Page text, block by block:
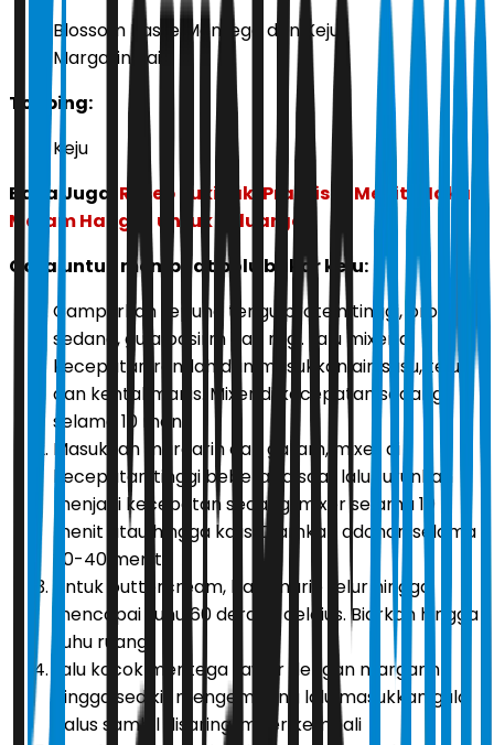
Blossom Paste Mentega dan Keju
Margarin cair
Topping:
Keju
Baca Juga: Resep Sukiyaki Praktis 15 Menit, Makan
Malam Hangat untuk Keluarga
Cara untuk membuat bolu bakar keju:
Campurkan tepung terigu protein tinggi, protein
sedang, gula pasirm dan ragi. Lalu mixer di
kecepatan rendah dan masukkan air, susu, telur,
dan kental manis. Mixer di kecepatan sedang
selama 10 menit
Masukkan margarin dan garam, mixer di
kecepatan tinggi beberapa saat lalu turunkan
menjadi kecepatan sedang, mixer selama 10
menit atau hingga kalis. Diamkan adonan selama
30-40 menit
Untuk buttercream, bain marie telur hingga
mencapai suhu 60 derajat celcius. Biarkan hingga
suhu ruang
Lalu kocok mentega tawar dengan margarin
hingga sedikit mengembang lalu masukkan gula
halus sambil disaring, mixer kembali